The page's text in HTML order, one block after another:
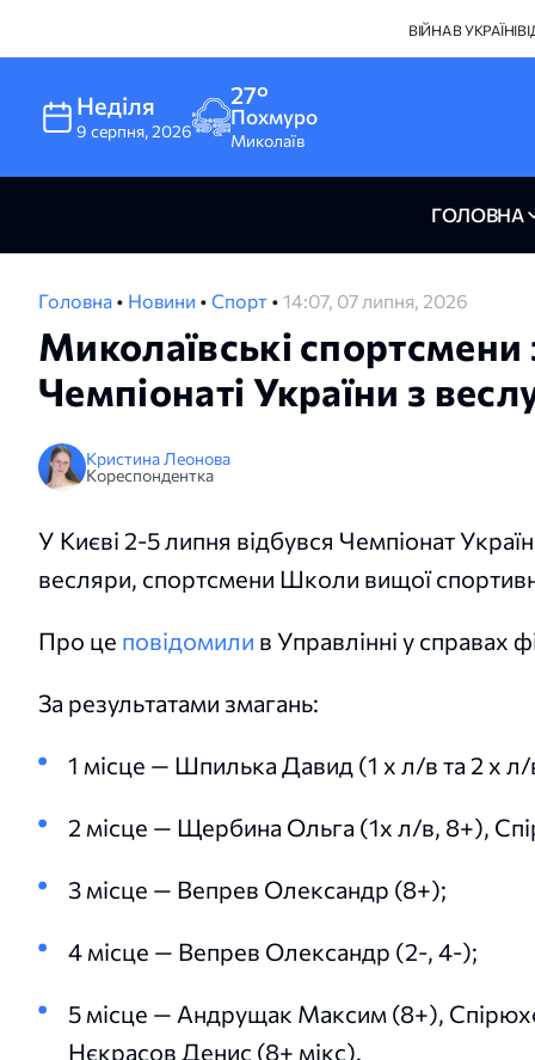
ВІЙНА В УКРАЇНІ
Неділя
9 серпня,2026
27°
Похмуро
Миколаїв
ГОЛОВНА
Головна • Новини • Спорт • 14:07, 07 липня, 2026
Миколаївські
Чемпіонаті України з
Кристина Леонова
Кореспондентка
У Києві 2-5 липня відбувся Чемпіонат
весляри, спортсмени Школи вищої
Про це повідомили в Управлінні у справах
За результатами змагань:
1 місце — Шпилька Давид (1 х л/в та 2 х
2 місце — Щербина Ольга (1х л/в, 8+),
3 місце — Вепрев Олександр (8+);
4 місце — Вепрев Олександр (2-, 4-);
5 місце — Андрущак Максим (8+),
Нєкрасов Денис (8+ мікс).